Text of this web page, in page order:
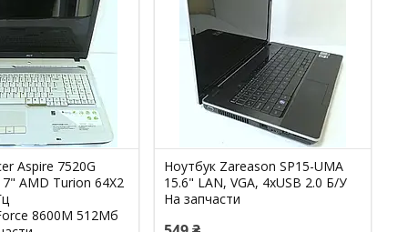
Aspire 7520G
AMD Turion 64X2
8600M 512Мб
Ноутбук Zareason SP15-UMA
15.6" LAN, VGA, 4xUSB 2.0 Б/У
На запчасти